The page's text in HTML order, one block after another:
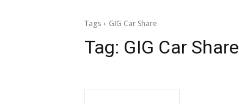
Tags GIG Car Share
Tag: GIG Car Share